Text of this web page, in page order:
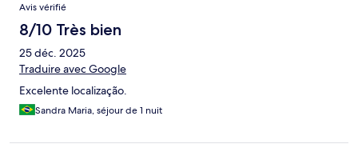
Avis vérifié
8/10 Très bien
25 déc. 2025
Traduire avec Google
Excelente localização.
Sandra Maria, séjour de 1 nuit